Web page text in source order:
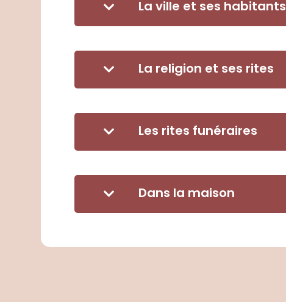
La ville et ses habitants
La religion et ses rites
Les rites funéraires
Dans la maison